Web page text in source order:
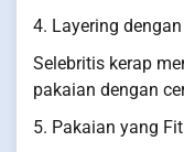
4. Layering
Selebritis kerap
pakaian dengan
5. Pakaian yang Fit